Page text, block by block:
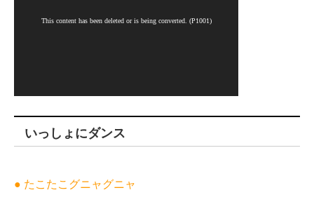
いっしょにダンス
● たこたこグニャグニャ